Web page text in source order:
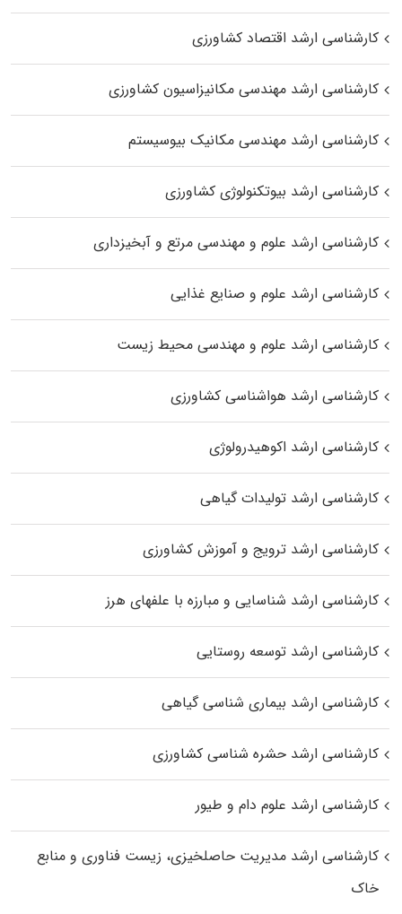
کارشناسی ارشد اقتصاد کشاورزی
کارشناسی ارشد مهندسی مکانیزاسیون کشاورزی
کارشناسی ارشد مهندسی مکانیک بیوسیستم
کارشناسی ارشد بیوتکنولوژی کشاورزی
کارشناسی ارشد علوم و مهندسی مرتع و آبخیزداری
کارشناسی ارشد علوم و صنایع غذایی
کارشناسی ارشد علوم و مهندسی محیط زیست
کارشناسی ارشد هواشناسی کشاورزی
کارشناسی ارشد اکوهیدرولوژی
کارشناسی ارشد تولیدات گیاهی
کارشناسی ارشد ترویج و آموزش کشاورزی
کارشناسی ارشد شناسایی و مبارزه با علفهای هرز
کارشناسی ارشد توسعه روستایی
کارشناسی ارشد بیماری‌ شناسی گیاهی
کارشناسی ارشد حشره‌ شناسی کشاورزی
کارشناسی ارشد علوم دام و طیور
کارشناسی ارشد مدیریت حاصلخیزی، زیست فناوری و منابع
خاک